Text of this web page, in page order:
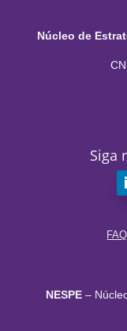
Núcleo de
Siga
NESPE–